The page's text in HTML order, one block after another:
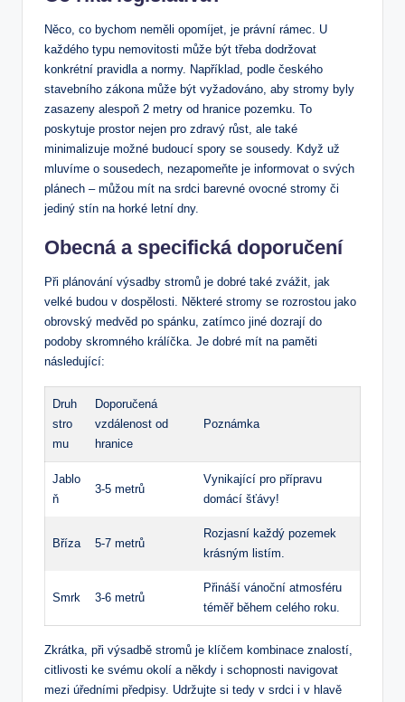
Něco, co bychom neměli opomíjet, je právní rámec. U
každého typu nemovitosti může být třeba dodržovat
konkrétní pravidla a normy. Například, podle českého
stavebního zákona může být vyžadováno, aby stromy byly
zasazeny alespoň 2 metry od hranice pozemku. To
poskytuje prostor nejen pro zdravý růst, ale také
minimalizuje možné budoucí spory se sousedy. Když už
mluvíme o sousedech, nezapomeňte je informovat o svých
plánech – můžou mít na srdci barevné ovocné stromy či
jediný stín na horké letní dny.
Obecná a specifická doporučení
Při plánování výsadby stromů je dobré také zvážit, jak
velké budou v dospělosti. Některé stromy se rozrostou jako
obrovský medvěd po spánku, zatímco jiné dozrají do
podoby skromného králíčka. Je dobré mít na paměti
následující:
Druh
stro
mu
Doporučená
vzdálenost od
hranice
Poznámka
Jablo
ň
3-5 metrů
Vynikající pro přípravu
domácí šťávy!
Bříza 5-7 metrů
Rozjasní každý pozemek
krásným listím.
Smrk 3-6 metrů
Přináší vánoční atmosféru
téměř během celého roku.
Zkrátka, při výsadbě stromů je klíčem kombinace znalostí,
citlivosti ke svému okolí a někdy i schopnosti navigovat
mezi úředními předpisy. Udržujte si tedy v srdci i v hlavě